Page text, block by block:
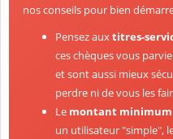
nos conseils pour bien
Pensez auxtitres-
ces chèques vous
et sont aussi mieux
perdre ni de vous les
Le montant minimum
un utilisateur "simple",